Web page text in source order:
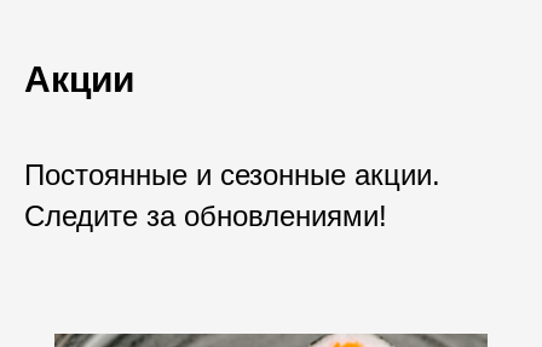
Акции
Постоянные и сезонные акции.
Следите за обновлениями!